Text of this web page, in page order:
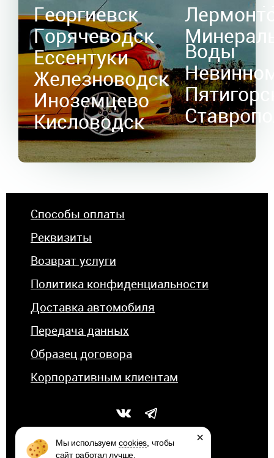
Георгиевск
Горячеводск
Ессентуки
Железноводск
Иноземцево
Кисловодск
Воды
Способы оплаты
Реквизиты
Возврат услуги
Политика конфиденциальности
Доставка автомобиля
Передача данных
Образец договора
Корпоративным клиентам
Мы используемcookies , чтобы
сайт работал лучше.
×